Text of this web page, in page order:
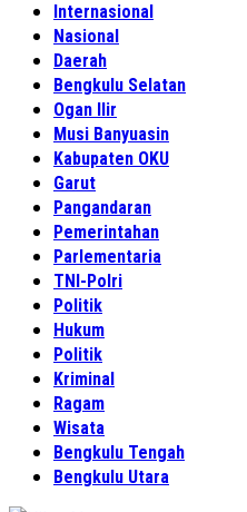
Internasional
Nasional
Daerah
Bengkulu Selatan
Ogan Ilir
Musi Banyuasin
Kabupaten OKU
Garut
Pangandaran
Pemerintahan
Parlementaria
TNI-Polri
Politik
Hukum
Politik
Kriminal
Ragam
Wisata
Bengkulu Tengah
Bengkulu Utara